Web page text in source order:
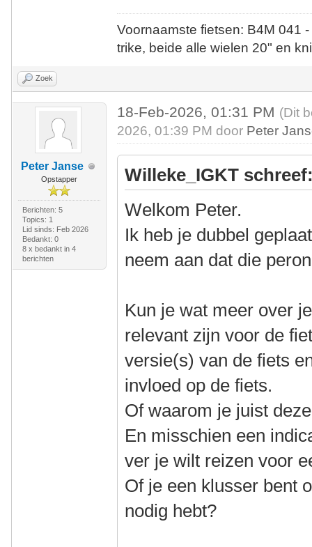
Voornaamste fietsen: B4M
trike, beide alle wielen 20" en
Zoek
Peter Janse
Opstapper
Berichten: 5
Topics: 1
Lid sinds: Feb 2026
Bedankt: 0
8 x bedankt in 4
berichten
18-Feb-2026, 01:31 PM (Dit
2026, 01:39 PM door Peter
Willeke_IGKT
Welkom Peter.
Ik heb je dubbel
neem aan dat die
Kun je wat meer over
relevant zijn voor de
versie(s) van de fiets
invloed op de fiets.
Of waarom je juist
En misschien een
ver je wilt reizen voor
Of je een klusser bent
nodig hebt?